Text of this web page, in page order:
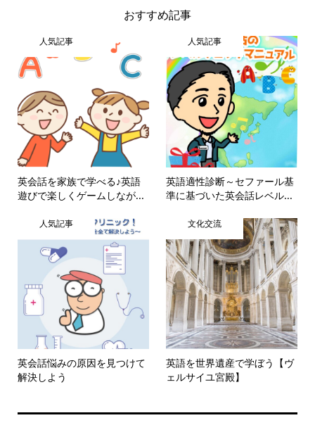
おすすめ記事
人気記事
英会話を家族で学べる♪英語
遊びで楽しくゲームしなが...
人気記事
英語適性診断～セファール基
準に基づいた英会話レベル...
人気記事
英会話悩みの原因を見つけて
解決しよう
文化交流
英語を世界遺産で学ぼう【ヴ
ェルサイユ宮殿】